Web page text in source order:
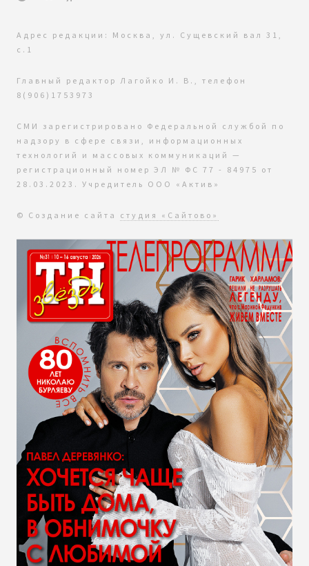
Адрес редакции: Москва, ул. Сущевский вал 31,
с.1
Главный редактор Лагойко И. В., телефон
8(906)1753973
СМИ зарегистрировано Федеральной службой по
надзору в сфере связи, информационных
технологий и массовых коммуникаций —
регистрационный номер ЭЛ № ФС 77 - 84975 от
28.03.2023. Учредитель ООО «Актив»
© Создание сайта студия «Сайтово»